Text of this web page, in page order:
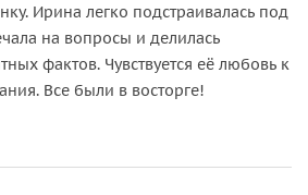
Ирина легко подстраивалась под
на вопросы и делилась
фактов. Чувствуется её любовь к
Все были в восторге!